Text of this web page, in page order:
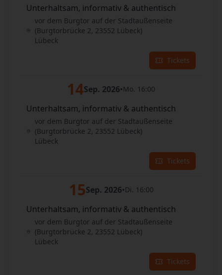
Unterhaltsam, informativ & authentisch
vor dem Burgtor auf der Stadtaußenseite
(Burgtorbrücke 2, 23552 Lübeck)
Lübeck
Tickets
14Sep. 2026•Mo. 16:00
Unterhaltsam, informativ & authentisch
vor dem Burgtor auf der Stadtaußenseite
(Burgtorbrücke 2, 23552 Lübeck)
Lübeck
Tickets
15Sep. 2026•Di. 16:00
Unterhaltsam, informativ & authentisch
vor dem Burgtor auf der Stadtaußenseite
(Burgtorbrücke 2, 23552 Lübeck)
Lübeck
Tickets